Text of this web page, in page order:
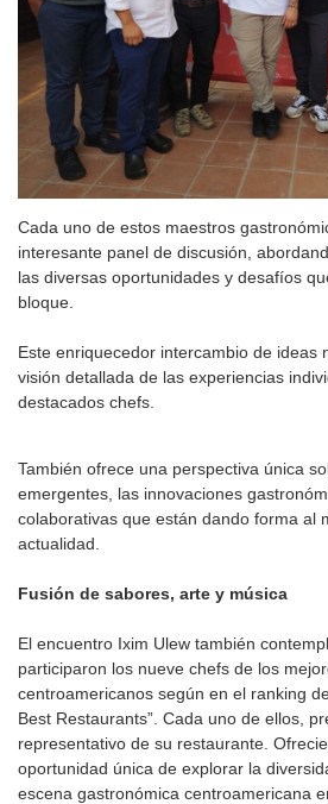
Cada uno de estos maestros
interesante panel de discusión,
las diversas oportunidades y desafíos
bloque.
Este enriquecedor intercambio de ideas
visión detallada de las experiencias
destacados chefs.
También ofrece una perspectiva única
emergentes, las innovaciones
colaborativas que están dando forma al
actualidad.
Fusión de sabores, arte y música
El encuentro Ixim Ulew también
participaron los nueve chefs de los
centroamericanos según en el ranking
Best Restaurants”. Cada uno de ellos,
representativo de su restaurante.
oportunidad única de explorar la
escena gastronómica centroamericana